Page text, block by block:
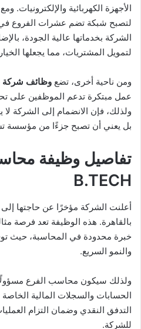
الأجهزة الكهربائية
لتصبح شبكة تضم عشرات الفروع
الشركة بخدماتها عالية الجودة،
لتمويل المشتريات، مما يجعلها
ومن ناحية أخرى، تضع وظائف شركة
عمل مبتكرة تدعم الموظفين على
ولذلك، فإن الانضمام إلى الشركة
بل يعني أن تصبح جزءًا من مؤسسة
تفاصيل وظيفة
B.TECH
أعلنت الشركة مؤخرًا عن حاجتها إلى
بالقاهرة. هذه الوظيفة تعد فرصة
خبرة محدودة في المحاسبة، حيث
والنمو السريع.
ولذلك سيكون محاسب الفرع
الحسابات والسجلات المالية
التدفق النقدي وضمان التزام
للشركة.